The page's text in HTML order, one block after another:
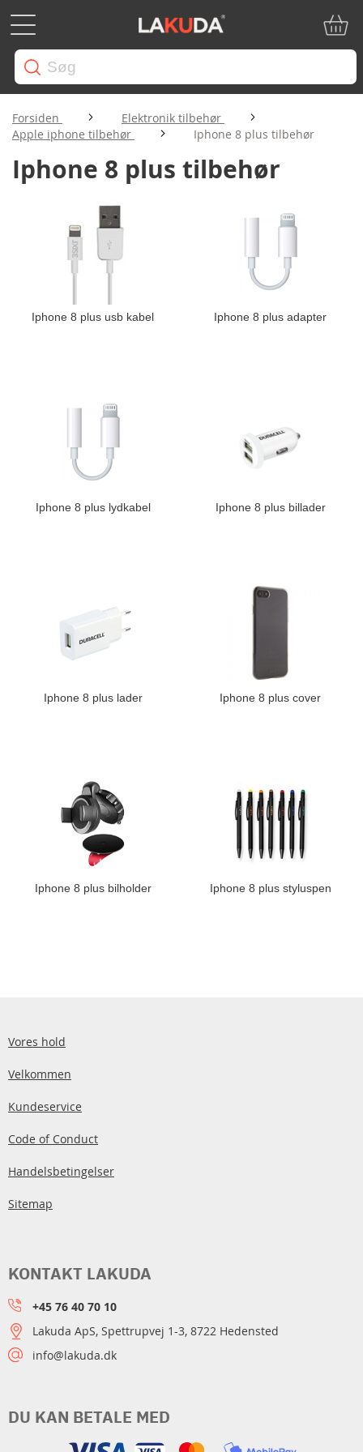
Forsiden
Elektronik tilbehør
Apple iphone tilbehør
Iphone 8 plus tilbehør
Iphone 8 plus tilbehør
Iphone 8 plus usb kabel Iphone 8 plus adapter
Iphone 8 plus lydkabel Iphone 8 plus billader
Iphone 8 plus lader Iphone 8 plus cover
Iphone 8 plus bilholder Iphone 8 plus styluspen
Vores hold
Velkommen
Kundeservice
Code of Conduct
Handelsbetingelser
Sitemap
DU KAN BETALE MED
KONTAKT LAKUDA
+45 76 40 70 10
Lakuda ApS, Spettrupvej 1-3, 8722 Hedensted
info@lakuda.dk